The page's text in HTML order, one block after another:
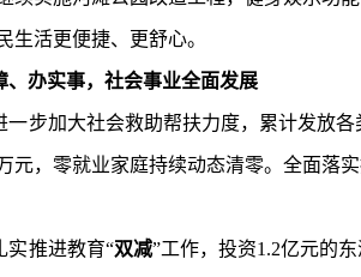
生活更便捷、更舒心。
、办实事，社会事业全面发展
一步加大社会救助帮扶力度，累计发放
元，零就业家庭持续动态清零。全面落
实推进教育“双减”工作，投资1.2亿元的